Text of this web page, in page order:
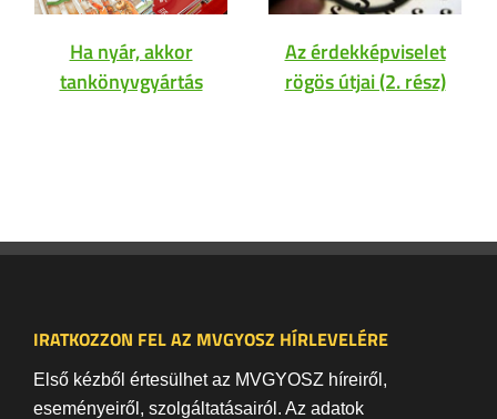
Ha nyár, akkor
tankönyvgyártás
Az érdekképviselet
rögös útjai (2. rész)
IRATKOZZON FEL AZ MVGYOSZ HÍRLEVELÉRE
Első kézből értesülhet az MVGYOSZ híreiről,
eseményeiről, szolgáltatásairól. Az adatok